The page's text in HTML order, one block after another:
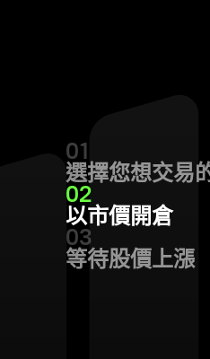
01
選擇您想交易
02
以市價開倉
03
等待股價上漲